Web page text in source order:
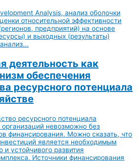
Analysis, анализ оболочки
относительной эффективности
предприятий) на основе
и выходных (результаты)
деятельность как
обеспечения
ресурсного потенциала
ресурсного потенциала
невозможно без
финансирования. Можно сказать, что
является необходимым
и устойчивого развития
Источники финансирования